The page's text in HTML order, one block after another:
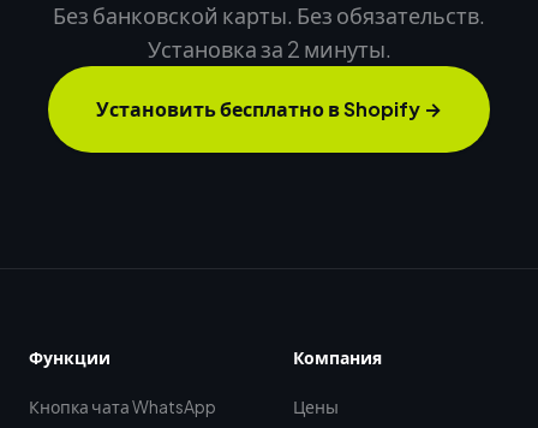
Без банковской карты. Без обязательств.
Установка за 2 минуты.
Установить бесплатно в Shopify →
Функции
Кнопка чата WhatsApp
Компания
Цены